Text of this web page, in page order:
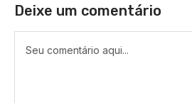
Deixe um comentário